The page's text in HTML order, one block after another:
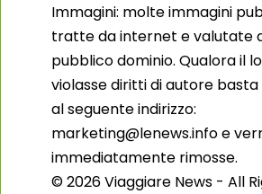
Immagini: molte immagini
tratte da internet e valutate
pubblico dominio. Qualora il
violasse diritti di autore
al seguente indirizzo:
marketing@lenews.info e
immediatamente rimosse.
© 2026 Viaggiare News - All